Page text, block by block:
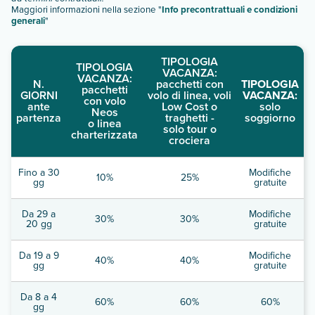
Maggiori informazioni nella sezione "Info precontrattuali e condizioni
generali"
N.
GIORNI
ante
partenza
TIPOLOGIA
VACANZA:
pacchetti
con volo
Neos
o linea
charterizzata
TIPOLOGIA
VACANZA:
pacchetti con
volo di linea, voli
Low Cost o
traghetti -
solo tour o
crociera
TIPOLOGIA
VACANZA:
solo
soggiorno
Fino a 30
gg 10% 25% Modifiche
gratuite
Da 29 a
20 gg 30% 30% Modifiche
gratuite
Da 19 a 9
gg 40% 40% Modifiche
gratuite
Da 8 a 4
gg 60% 60% 60%